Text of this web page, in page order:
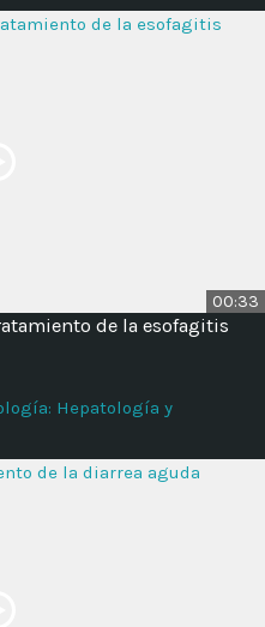
00:33
de la esofagitis
Hepatología y